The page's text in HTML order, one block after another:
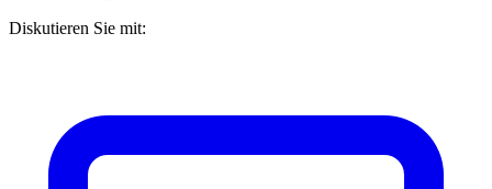
Diskutieren Sie mit: